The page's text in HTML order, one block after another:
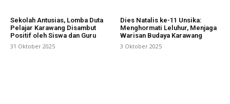
Sekolah Antusias, Lomba Duta
Pelajar Karawang Disambut
Positif oleh Siswa dan Guru
31 Oktober 2025
Dies Natalis ke-11 Unsika:
Menghormati Leluhur, Menjaga
Warisan Budaya Karawang
3 Oktober 2025